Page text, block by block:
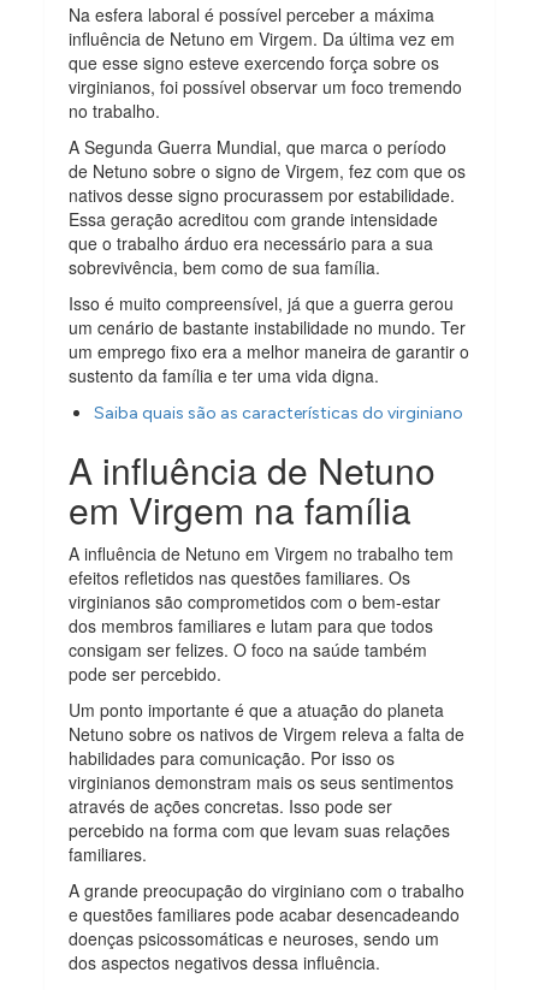
Na esfera laboral é possível perceber a máxima
influência de Netuno em Virgem. Da última vez em
que esse signo esteve exercendo força sobre os
virginianos, foi possível observar um foco tremendo
no trabalho.
A Segunda Guerra Mundial, que marca o período
de Netuno sobre o signo de Virgem, fez com que os
nativos desse signo procurassem por estabilidade.
Essa geração acreditou com grande intensidade
que o trabalho árduo era necessário para a sua
sobrevivência, bem como de sua família.
Isso é muito compreensível, já que a guerra gerou
um cenário de bastante instabilidade no mundo. Ter
um emprego fixo era a melhor maneira de garantir o
sustento da família e ter uma vida digna.
Saiba quais são as características do virginiano
A influência de Netuno
em Virgem na família
A influência de Netuno em Virgem no trabalho tem
efeitos refletidos nas questões familiares. Os
virginianos são comprometidos com o bem-estar
dos membros familiares e lutam para que todos
consigam ser felizes. O foco na saúde também
pode ser percebido.
Um ponto importante é que a atuação do planeta
Netuno sobre os nativos de Virgem releva a falta de
habilidades para comunicação. Por isso os
virginianos demonstram mais os seus sentimentos
através de ações concretas. Isso pode ser
percebido na forma com que levam suas relações
familiares.
A grande preocupação do virginiano com o trabalho
e questões familiares pode acabar desencadeando
doenças psicossomáticas e neuroses, sendo um
dos aspectos negativos dessa influência.